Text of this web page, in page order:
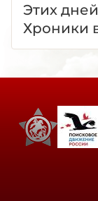
Этих
Хроники